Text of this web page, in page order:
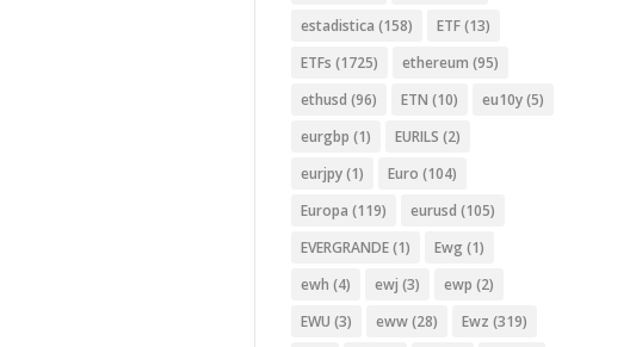
estadistica (158) ETF(13)
ETFs (1725) ethereum (95)
ethusd (96) ETN (10) eu10y(5)
eurgbp (1) EURILS (2)
eurjpy(1) Euro (104)
Europa (119) eurusd (105)
EVERGRANDE(1) Ewg (1)
ewh (4) ewj (3) ewp (2)
EWU (3) eww(28) Ewz (319)